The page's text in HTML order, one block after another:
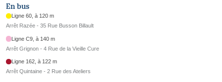
En bus
Ligne 60, à 120 m
Arrêt Razée - 35 Rue Busson Billault
Ligne C9, à 140 m
Arrêt Grignon - 4 Rue de la Vieille Cure
Ligne 162, à 122 m
Arrêt Quintaine - 2 Rue des Ateliers